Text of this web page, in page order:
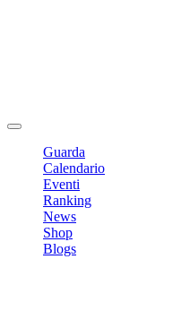
Guarda
Calendario
Eventi
Ranking
News
Shop
Blogs